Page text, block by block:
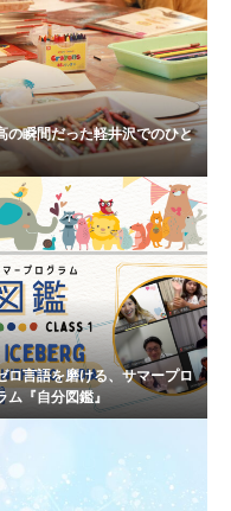
の瞬間だった軽井沢でのひと
ロ言語を磨ける、サマープロ
ム『自分図鑑』